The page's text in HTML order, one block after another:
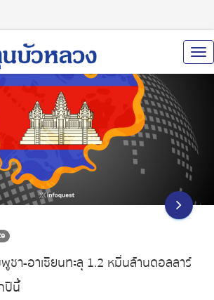
า-อาเซียนทะลุ 1.2 หมื่นล้านดอลลาร์
ปีนี้